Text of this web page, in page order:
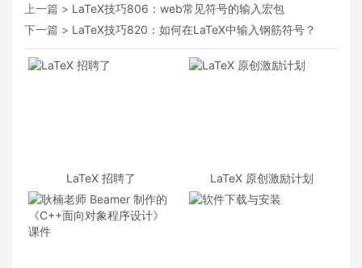
上一篇 > LaTeX技巧806：web常见符号的输入宏包
下一篇 > LaTeX技巧820：如何在LaTeX中输入钢筋符号？
LaTeX 招聘了 LaTeX 原创激励计划